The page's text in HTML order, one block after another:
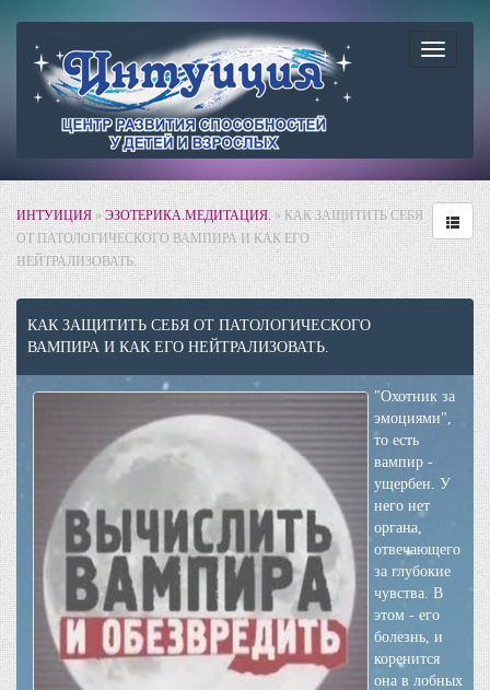
ИНТУИЦИЯ»ЭЗОТЕРИКА.МЕДИТАЦИЯ.» КАК ЗАЩИТИТЬ СЕБЯ
ОТ ПАТОЛОГИЧЕСКОГО ВАМПИРА И КАК ЕГО
НЕЙТРАЛИЗОВАТЬ.
КАК ЗАЩИТИТЬ СЕБЯ ОТ ПАТОЛОГИЧЕСКОГО
ВАМПИРА И КАК ЕГО НЕЙТРАЛИЗОВАТЬ.
"Охотник за
эмоциями",
то есть
вампир -
ущербен. У
него нет
органа,
отвечающего
за глубокие
чувства. В
этом - его
болезнь, и
коренится
она в лобных